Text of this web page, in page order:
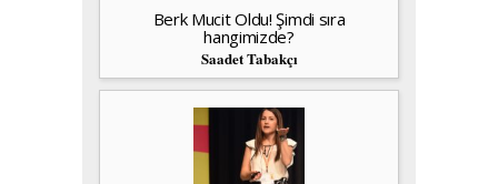
Berk Mucit Oldu! Şimdi sıra
hangimizde?
Saadet Tabakçı